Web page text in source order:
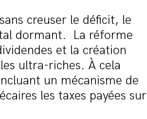
creuser le déficit, le
dormant. La réforme
et la création
ultra-riches. À cela
un mécanisme de
les taxes payées sur